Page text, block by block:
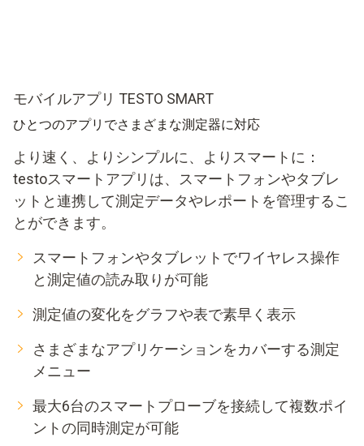
モバイルアプリ TESTO SMART
ひとつのアプリでさまざまな測定器に対応
より速く、よりシンプルに、よりスマートに：
testoスマートアプリは、スマートフォンやタブレ
ットと連携して測定データやレポートを管理するこ
とができます。
スマートフォンやタブレットでワイヤレス操作
と測定値の読み取りが可能
測定値の変化をグラフや表で素早く表示
さまざまなアプリケーションをカバーする測定
メニュー
最大6台のスマートプローブを接続して複数ポイ
ントの同時測定が可能